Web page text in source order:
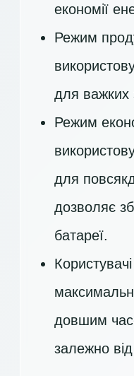
економії
Режим
для важких
Режим
для
дозволяє
батареї.
довшим
залежно